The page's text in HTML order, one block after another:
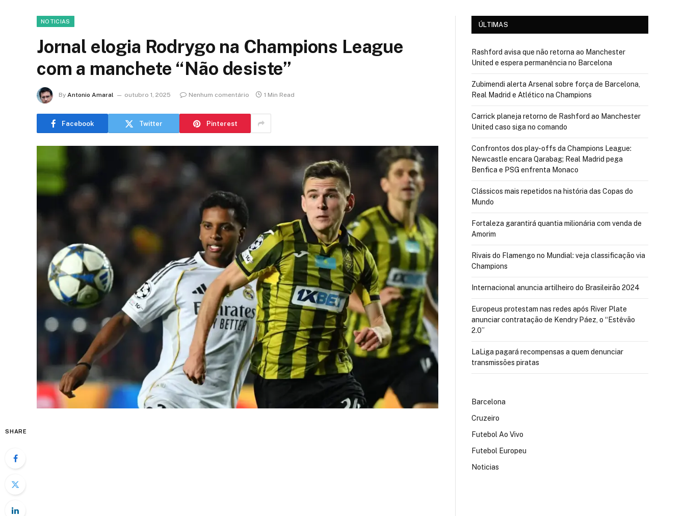
NOTICIAS
Jornal elogia Rodrygo na Champions League
com a manchete “Não desiste”
By Antonio Amaral outubro 1, 2025 Nenhum comentário 1 Min Read
Facebook Twitter Pinterest
SHARE
ÚLTIMAS
Rashford avisa que não retorna ao Manchester
United e espera permanência no Barcelona
Zubimendi alerta Arsenal sobre força de Barcelona,
Real Madrid e Atlético na Champions
Carrick planeja retorno de Rashford ao Manchester
United caso siga no comando
Confrontos dos play-offs da Champions League:
Newcastle encara Qarabag; Real Madrid pega
Benfica e PSG enfrenta Monaco
Clássicos mais repetidos na história das Copas do
Mundo
Fortaleza garantirá quantia milionária com venda de
Amorim
Rivais do Flamengo no Mundial: veja classificação via
Champions
Internacional anuncia artilheiro do Brasileirão 2024
Europeus protestam nas redes após River Plate
anunciar contratação de Kendry Páez, o “Estêvão
2.0”
LaLiga pagará recompensas a quem denunciar
transmissões piratas
Barcelona
Cruzeiro
Futebol Ao Vivo
Futebol Europeu
Noticias